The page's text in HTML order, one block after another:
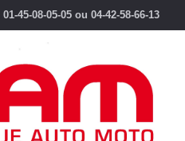
01-45-08-05-05 ou 04-42-58-66-13